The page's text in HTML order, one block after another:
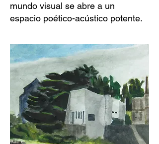
mundo visual se abre a un
espacio poético-acústico potente.